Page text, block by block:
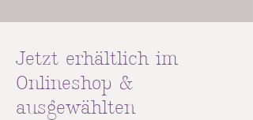
Jetzt erhältlich im
Onlineshop &
ausgewählten